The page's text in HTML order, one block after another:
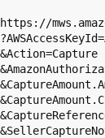
https://
&Action=Capture